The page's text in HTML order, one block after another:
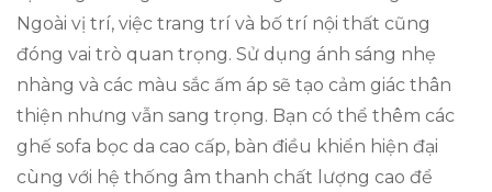
Ngoài vị trí, việc trang trí và bố trí nội thất cũng
đóng vai trò quan trọng. Sử dụng ánh sáng nhẹ
nhàng và các màu sắc ấm áp sẽ tạo cảm giác thân
thiện nhưng vẫn sang trọng. Bạn có thể thêm các
ghế sofa bọc da cao cấp, bàn điều khiển hiện đại
cùng với hệ thống âm thanh chất lượng cao để